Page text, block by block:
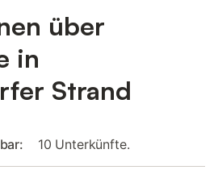
über
in
Strand
10 Unterkünfte.